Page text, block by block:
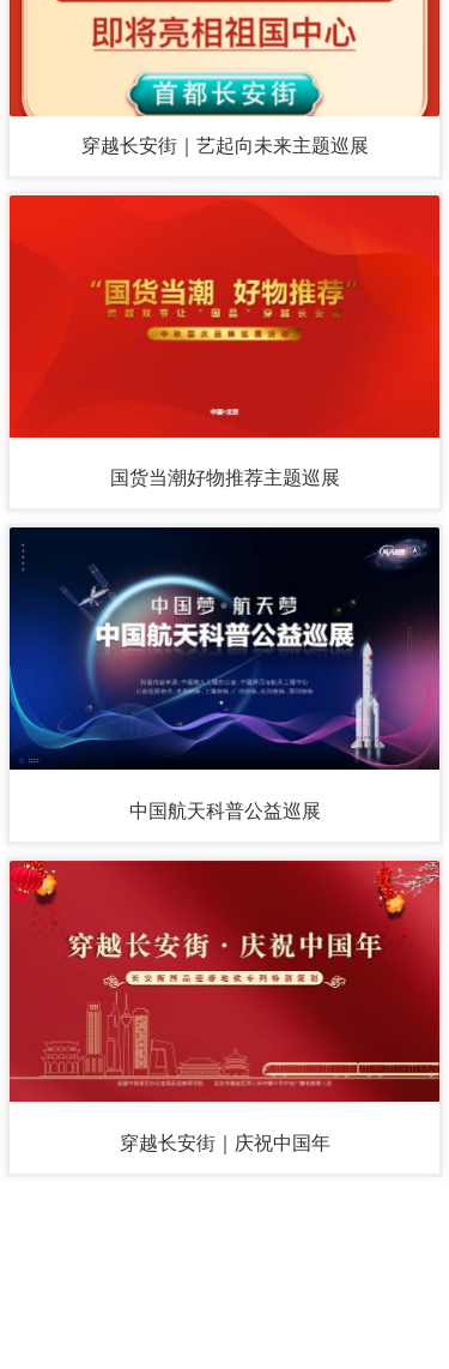
穿越长安街｜艺起向未来主题巡展
国货当潮好物推荐主题巡展
中国航天科普公益巡展
穿越长安街｜庆祝中国年